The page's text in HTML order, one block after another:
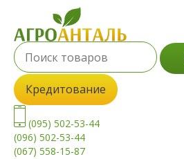
Кредитование
(095) 502-53-44
(096) 502-53-44
(067) 558-15-87